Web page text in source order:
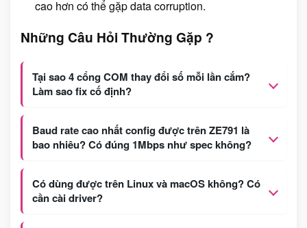
cao hơn có thể gặp data corruption.
Những Câu Hỏi Thường Gặp ?
Tại sao 4 cổng COM thay đổi số mỗi lần cắm?
Làm sao fix cố định?
Baud rate cao nhất config được trên ZE791 là
bao nhiêu? Có đúng 1Mbps như spec không?
Có dùng được trên Linux và macOS không? Có
cần cài driver?